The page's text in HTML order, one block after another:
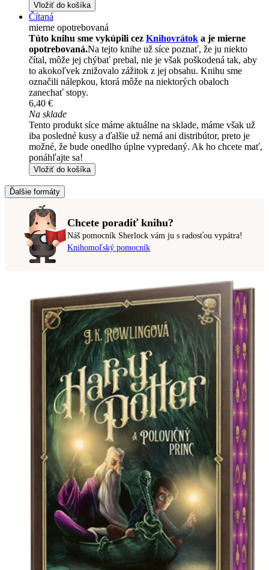
Vložiť do košíka
Čítaná
mierne opotrebovaná
Túto knihu sme vykúpili cez Knihovrátok a je mierne
opotrebovaná.Na tejto knihe už síce poznať, že ju niekto
čítal, môže jej chýbať prebal, nie je však poškodená tak, aby
to akokoľvek znižovalo zážitok z jej obsahu. Knihu sme
označili nálepkou, ktorá môže na niektorých obaloch
zanechať stopy.
6,40 €
Na sklade
Tento produkt síce máme aktuálne na sklade, máme však už
iba posledné kusy a ďalšie už nemá ani distribútor, preto je
možné, že bude onedlho úplne vypredaný. Ak ho chcete mať,
ponáhľajte sa!
Vložiť do košíka
Ďalšie formáty
Chcete poradiť knihu?
Náš pomocník Sherlock vám ju s radosťou vypátra!
Knihomoľský pomocník